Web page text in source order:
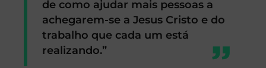
de como ajudar mais pessoas a
achegarem-se a Jesus Cristo e do
trabalho que cada um está
realizando.”